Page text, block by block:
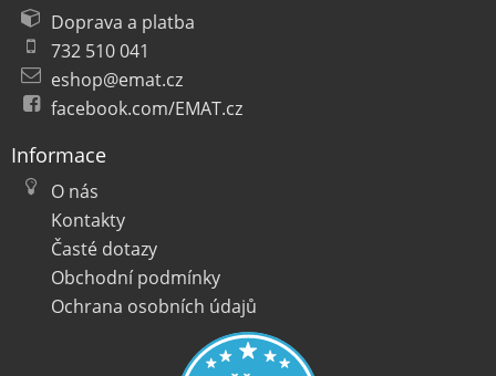
Doprava a platba
732 510 041
eshop@emat.cz
facebook.com/EMAT.cz
Informace
O nás
Kontakty
Časté dotazy
Obchodní podmínky
Ochrana osobních údajů